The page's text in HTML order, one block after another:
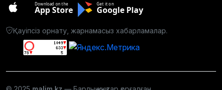
Download on the
App Store
Get it on
Google Play
Қауіпсіз орнату, жарнамасыз хабарламалар.